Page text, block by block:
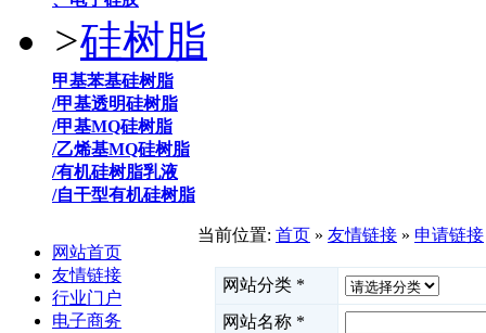
>硅树脂
甲基苯基硅树脂
/甲基透明硅树脂
/甲基MQ硅树脂
/乙烯基MQ硅树脂
/有机硅树脂乳液
/自干型有机硅树脂
网站首页
友情链接
行业门户
电子商务
当前位置: 首页 » 友情链接 » 申请链接
网站分类 *
网站名称 *